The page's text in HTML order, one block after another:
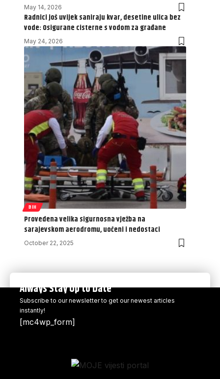
May 14, 2026
Radnici još uvijek saniraju kvar, desetine ulica bez
vode: Osigurane cisterne s vodom za građane
May 24, 2026
BIH
Provedena velika sigurnosna vježba na
sarajevskom aerodromu, uočeni i nedostaci
October 22, 2025
Always Stay Up to Date
Subscribe to our newsletter to get our newest articles
instantly!
[mc4wp_form]